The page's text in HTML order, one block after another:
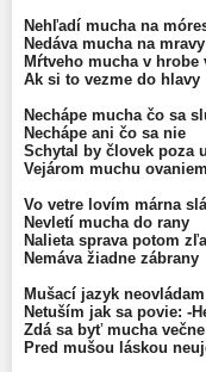
Nehľadí mucha na
Nedáva mucha na mravy
Mŕtveho mucha v hrobe
Ak si to vezme do hlavy
Nechápe mucha čo sa
Nechápe ani čo sa nie
Schytal by človek poza
Vejárom muchu ovaniem
Vo vetre lovím márna
Nevletí mucha do rany
Nalieta sprava potom
Nemáva žiadne zábrany
Mušací jazyk neovládam
Netuším jak sa povie: -
Zdá sa byť mucha
Pred mušou láskou